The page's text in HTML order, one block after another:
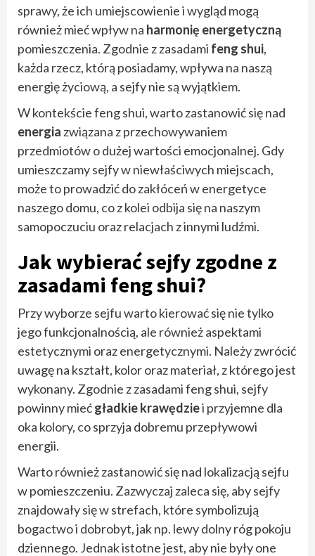
sprawy, że ich umiejscowienie i wygląd mogą
również mieć wpływ na harmonię energetyczną
pomieszczenia. Zgodnie z zasadami feng shui,
każda rzecz, którą posiadamy, wpływa na naszą
energię życiową, a sejfy nie są wyjątkiem.
W kontekście feng shui, warto zastanowić się nad
energia związana z przechowywaniem
przedmiotów o dużej wartości emocjonalnej. Gdy
umieszczamy sejfy w niewłaściwych miejscach,
może to prowadzić do zakłóceń w energetyce
naszego domu, co z kolei odbija się na naszym
samopoczuciu oraz relacjach z innymi ludźmi.
Jak wybierać sejfy zgodne z
zasadami feng shui?
Przy wyborze sejfu warto kierować się nie tylko
jego funkcjonalnością, ale również aspektami
estetycznymi oraz energetycznymi. Należy zwrócić
uwagę na kształt, kolor oraz materiał, z którego jest
wykonany. Zgodnie z zasadami feng shui, sejfy
powinny miećgładkie krawędziei przyjemne dla
oka kolory, co sprzyja dobremu przepływowi
energii.
Warto również zastanowić się nad lokalizacją sejfu
w pomieszczeniu. Zazwyczaj zaleca się, aby sejfy
znajdowały się w strefach, które symbolizują
bogactwo i dobrobyt, jak np. lewy dolny róg pokoju
dziennego. Jednak istotne jest, aby nie były one